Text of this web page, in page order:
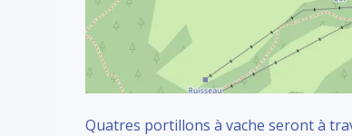
Quatres portillons à vache seront à